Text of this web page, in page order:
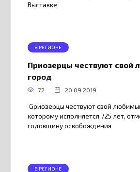
Выставке
В РЕГИОНЕ
Приозерцы чествуют свой
город
72 20.09.2019
Gриозерцы чествуют свой
которому исполняется 725 лет,
годовщину освобождения
В РЕГИОНЕ